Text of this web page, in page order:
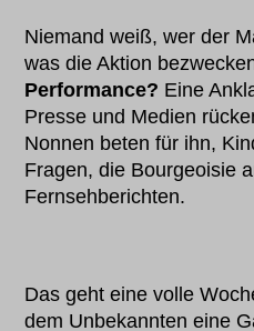
Niemand weiß, wer der
was die Aktion
Performance? Eine
Presse und Medien
Nonnen beten für ihn,
Fragen, die Bourgeoisie
Fernsehberichten.
Das geht eine volle
dem Unbekannten eine